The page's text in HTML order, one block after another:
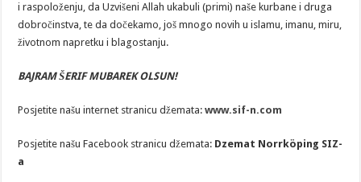
i raspoloženju, da Uzvišeni Allah ukabuli (primi) naše kurbane i druga
dobročinstva, te da dočekamo, još mnogo novih u islamu, imanu, miru,
životnom napretku i blagostanju.
BAJRAM ŠERIF MUBAREK OLSUN!
Posjetite našu internet stranicu džemata:www.sif-n.com
Posjetite našu Facebook stranicu džemata: Dzemat Norrköping SIZ-
a